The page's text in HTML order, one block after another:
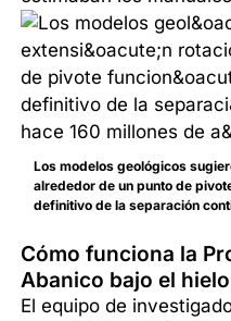
Los modelos geológicos
alrededor de un punto de
definitivo de la separación
Cómo funciona la
Abanico bajo el
El equipo de